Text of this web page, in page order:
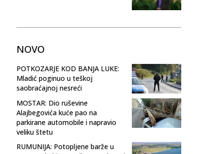
NOVO
POTKOZARJE KOD BANJA LUKE:
Mladić poginuo u teškoj
saobraćajnoj nesreći
MOSTAR: Dio ruševine
Alajbegovića kuće pao na
parkirane automobile i napravio
veliku štetu
RUMUNIJA: Potopljene barže u